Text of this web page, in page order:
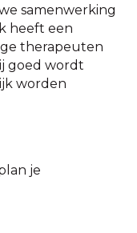
samenwerking
heeft een
therapeuten
goed wordt
worden
je